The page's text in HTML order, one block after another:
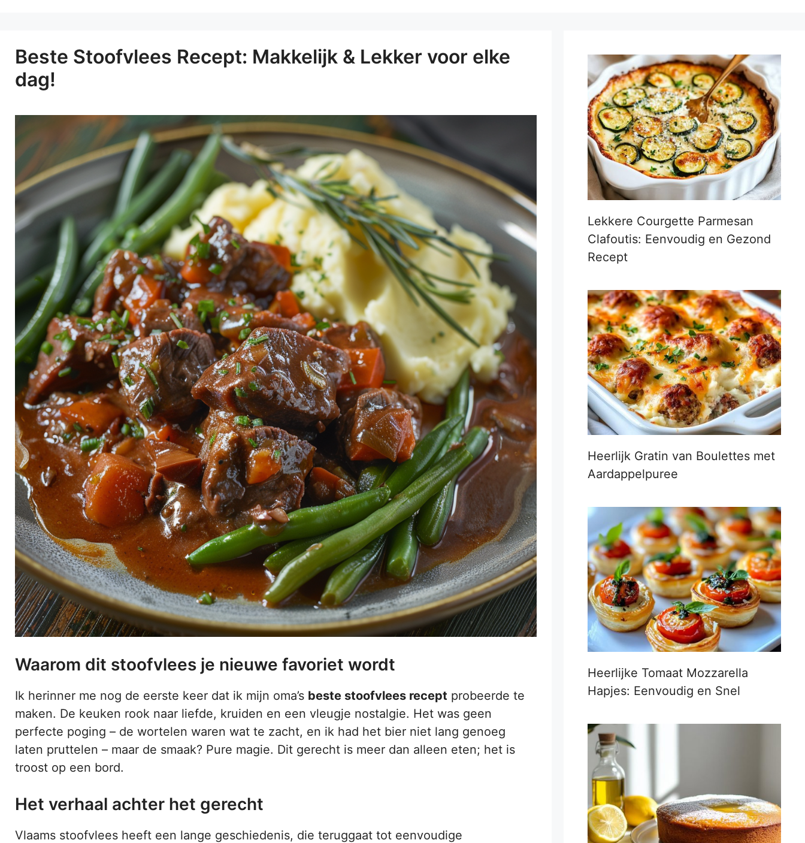
Beste Stoofvlees Recept: Makkelijk & Lekker voor elke
dag!
Waarom dit stoofvlees je nieuwe favoriet wordt
Ik herinner me nog de eerste keer dat ik mijn oma’s beste stoofvlees recept probeerde te
maken. De keuken rook naar liefde, kruiden en een vleugje nostalgie. Het was geen
perfecte poging – de wortelen waren wat te zacht, en ik had het bier niet lang genoeg
laten pruttelen – maar de smaak? Pure magie. Dit gerecht is meer dan alleen eten; het is
troost op een bord.
Het verhaal achter het gerecht
Vlaams stoofvlees heeft een lange geschiedenis, die teruggaat tot eenvoudige
Lekkere Courgette Parmesan
Clafoutis: Eenvoudig en Gezond
Recept
Heerlijk Gratin van Boulettes met
Aardappelpuree
Heerlijke Tomaat Mozzarella
Hapjes: Eenvoudig en Snel